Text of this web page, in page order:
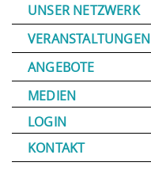
UNSER NETZWERK
VERANSTALTUNGEN
ANGEBOTE
MEDIEN
LOGIN
KONTAKT